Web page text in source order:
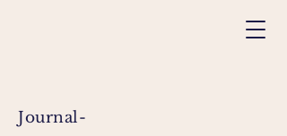
Journal-